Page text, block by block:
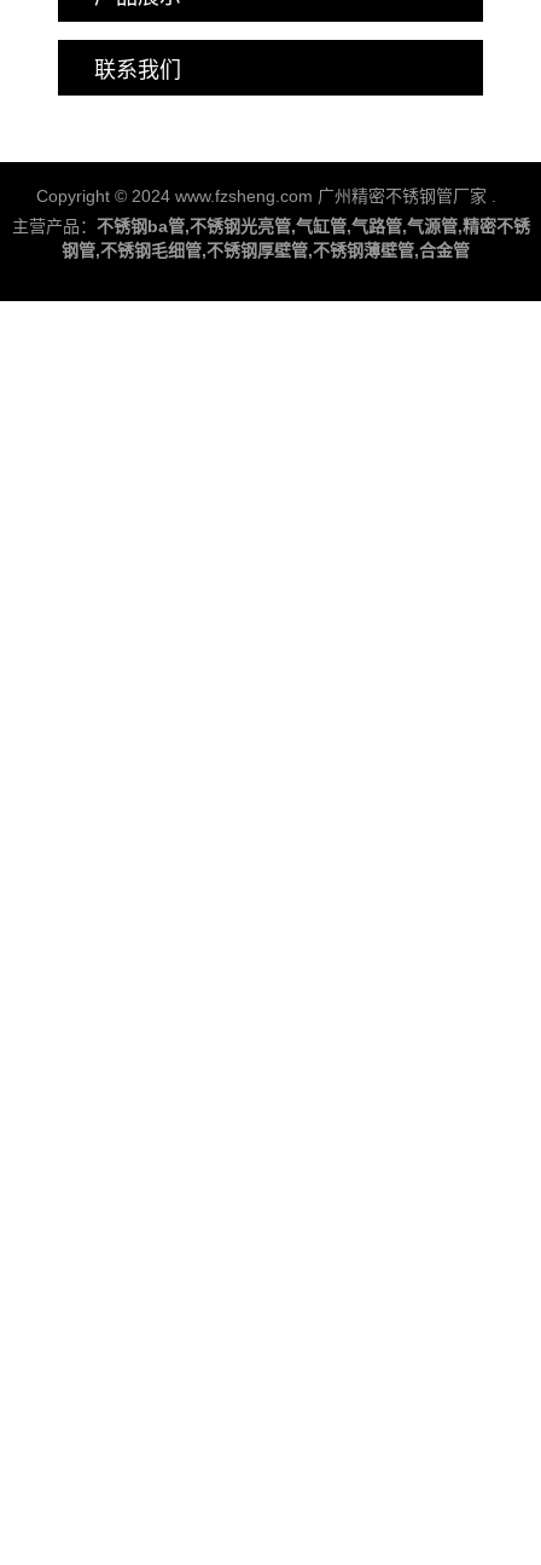
联系我们
Copyright © 2024 www.fzsheng.com 广州精密不锈钢管厂家 .
主营产品： 不锈钢ba管,不锈钢光亮管,气缸管,气路管,气源管,精密不锈
钢管,不锈钢毛细管,不锈钢厚壁管,不锈钢薄壁管,合金管